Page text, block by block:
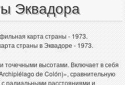
Эквадора
карта страны - 1973.
страны в Эквадоре - 1973.
точечными высотами. Включает в себя
de Colón)», сравнительную
с радиальными расстояниями и